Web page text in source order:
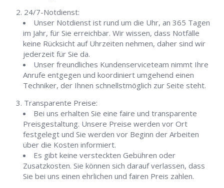
24/7-Notdienst:
Unser Notdienst ist rund um die Uhr, an 365 Tagen
im Jahr, für Sie erreichbar. Wir wissen, dass Notfälle
keine Rücksicht auf Uhrzeiten nehmen, daher sind wir
jederzeit für Sie da.
Unser freundliches Kundenserviceteam nimmt Ihre
Anrufe entgegen und koordiniert umgehend einen
Techniker, der Ihnen schnellstmöglich zur Seite steht.
Transparente Preise:
Bei uns erhalten Sie eine faire und transparente
Preisgestaltung. Unsere Preise werden vor Ort
festgelegt und Sie werden vor Beginn der Arbeiten
über die Kosten informiert.
Es gibt keine versteckten Gebühren oder
Zusatzkosten. Sie können sich darauf verlassen, dass
Sie bei uns einen ehrlichen und fairen Preis zahlen.